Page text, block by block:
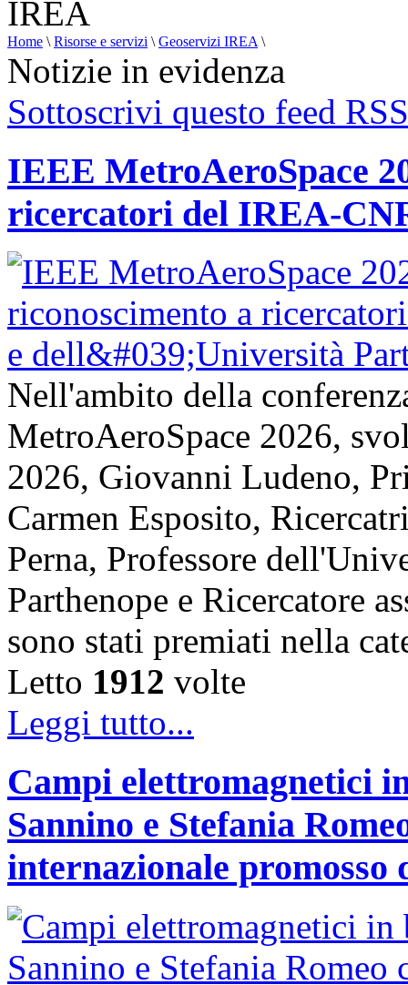
Home \ Risorse e servizi \ Geoservizi IREA \
Notizie in evidenza
Sottoscrivi questo feed RSS
IEEE MetroAeroSpace
ricercatori del IREA-
Nell'ambito della
MetroAeroSpace 2026,
2026, Giovanni Ludeno,
Carmen Esposito,
Perna, Professore
Parthenope e Ricercatore
sono stati premiati nella
Letto 1912 volte
Leggi tutto...
Campi elettromagnetici
Sannino e Stefania
internazionale promosso